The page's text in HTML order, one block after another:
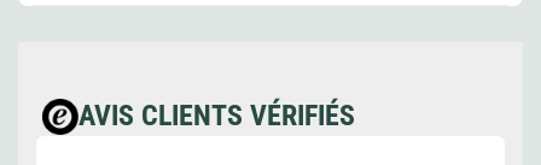
AVIS CLIENTS VÉRIFIÉS